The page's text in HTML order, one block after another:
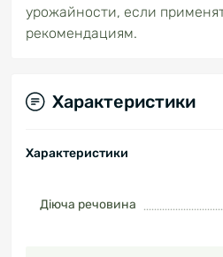
урожайности, если
рекомендациям.
Характеристики
Характеристики
Діюча речовина